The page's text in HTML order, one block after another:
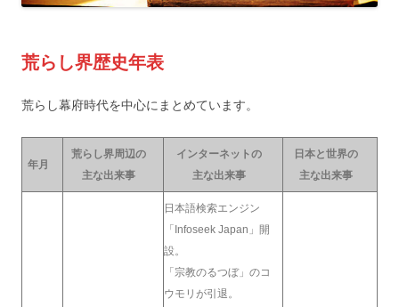
荒らし界歴史年表
荒らし幕府時代を中心にまとめています。
年月
荒らし界周辺の
主な出来事
インターネットの
主な出来事
日本と世界の
主な出来事
日本語検索エンジン
「Infoseek Japan」開
設。
「宗教のるつぼ」のコ
ウモリが引退。